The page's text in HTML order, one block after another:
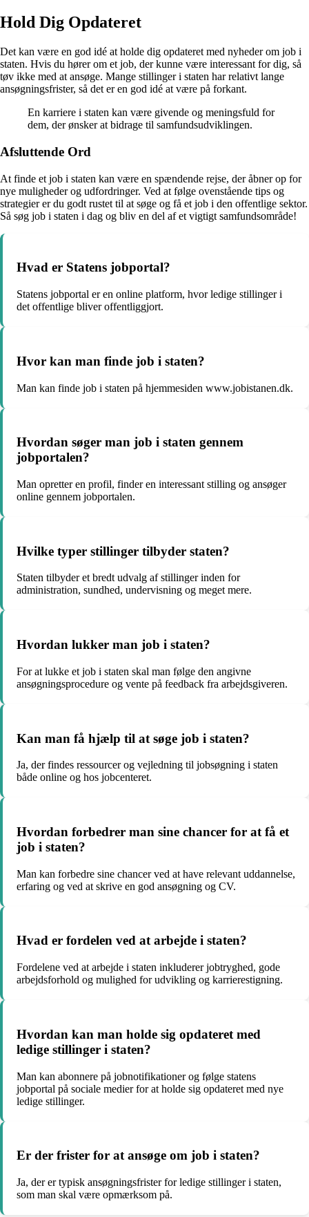
Hold Dig Opdateret
Det kan være en god idé at holde dig opdateret med nyheder om job i
staten. Hvis du hører om et job, der kunne være interessant for dig, så
tøv ikke med at ansøge. Mange stillinger i staten har relativt lange
ansøgningsfrister, så det er en god idé at være på forkant.
En karriere i staten kan være givende og meningsfuld for
dem, der ønsker at bidrage til samfundsudviklingen.
Afsluttende Ord
At finde et job i staten kan være en spændende rejse, der åbner op for
nye muligheder og udfordringer. Ved at følge ovenstående tips og
strategier er du godt rustet til at søge og få et job i den offentlige sektor.
Så søg job i staten i dag og bliv en del af et vigtigt samfundsområde!
Hvad er Statens jobportal?
Statens jobportal er en online platform, hvor ledige stillinger i
det offentlige bliver offentliggjort.
Hvor kan man finde job i staten?
Man kan finde job i staten på hjemmesiden www.jobistanen.dk.
Hvordan søger man job i staten gennem
jobportalen?
Man opretter en profil, finder en interessant stilling og ansøger
online gennem jobportalen.
Hvilke typer stillinger tilbyder staten?
Staten tilbyder et bredt udvalg af stillinger inden for
administration, sundhed, undervisning og meget mere.
Hvordan lukker man job i staten?
For at lukke et job i staten skal man følge den angivne
ansøgningsprocedure og vente på feedback fra arbejdsgiveren.
Kan man få hjælp til at søge job i staten?
Ja, der findes ressourcer og vejledning til jobsøgning i staten
både online og hos jobcenteret.
Hvordan forbedrer man sine chancer for at få et
job i staten?
Man kan forbedre sine chancer ved at have relevant uddannelse,
erfaring og ved at skrive en god ansøgning og CV.
Hvad er fordelen ved at arbejde i staten?
Fordelene ved at arbejde i staten inkluderer jobtryghed, gode
arbejdsforhold og mulighed for udvikling og karrierestigning.
Hvordan kan man holde sig opdateret med
ledige stillinger i staten?
Man kan abonnere på jobnotifikationer og følge statens
jobportal på sociale medier for at holde sig opdateret med nye
ledige stillinger.
Er der frister for at ansøge om job i staten?
Ja, der er typisk ansøgningsfrister for ledige stillinger i staten,
som man skal være opmærksom på.